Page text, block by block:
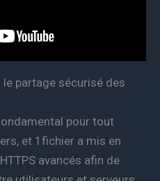
partage sécurisé des
pour tout
et 1fichier a mis en
avancés afin de